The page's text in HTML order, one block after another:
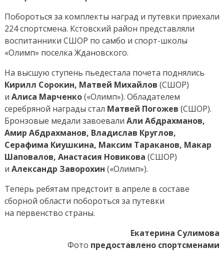
Побороться за комплекты наград и путевки приехали
224 спортсмена. Кстовский район представляли
воспитанники СШОР по самбо и спорт-школы
«Олимп» поселка Ждановского.
На высшую ступень пьедестала почета поднялись
Кирилл Сорокин, Матвей Михайлов (СШОР)
и Алиса Марченко(«Олимп»). Обладателем
серебряной награды стал Матвей Погожев (СШОР).
Бронзовые медали завоевали Али Абдрахманов,
Амир Абдрахманов, Владислав Круглов,
Серафима Киушкина, Максим Тараканов, Макар
Шаповалов, Анастасия Новикова (СШОР)
и Александр Заворохин («Олимп»).
Теперь ребятам предстоит в апреле в составе
сборной области побороться за путевки
на первенство страны.
Екатерина Сулимова
Фото предоставлено спортсменами